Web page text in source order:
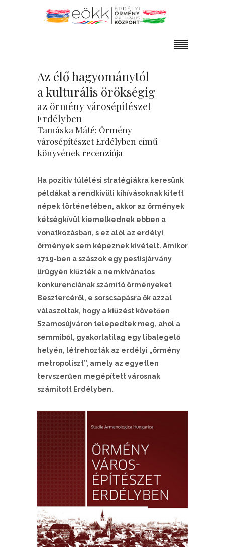
Az élő hagyománytól
a kulturális örökségig
az örmény városépítészet
Erdélyben
Tamáska Máté: Örmény
városépítészet Erdélyben című
könyvének recenziója
Ha pozitív túlélési stratégiákra keresünk
példákat a rendkívüli kihívásoknak kitett
népek történetében, akkor az örmények
kétségkívül kiemelkednek ebben a
vonatkozásban, s ez alól az erdélyi
örmények sem képeznek kivételt. Amikor
1719-ben a szászok egy pestisjárvány
ürügyén kiűzték a nemkívánatos
konkurenciának számító örményeket
Besztercéről, e sorscsapásra ők azzal
válaszoltak, hogy a kiűzést követően
Szamosújváron telepedtek meg, ahol a
semmiből, gyakorlatilag egy libalegelő
helyén, létrehozták az erdélyi „örmény
metropoliszt”, amely az egyetlen
tervszerűen megépített városnak
számított Erdélyben.